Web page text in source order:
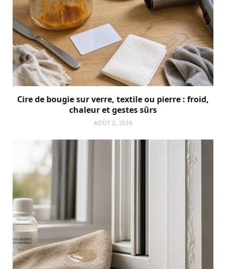
Cire de bougie sur verre, textile ou pierre : froid,
chaleur et gestes sûrs
AOÛT 2, 2026